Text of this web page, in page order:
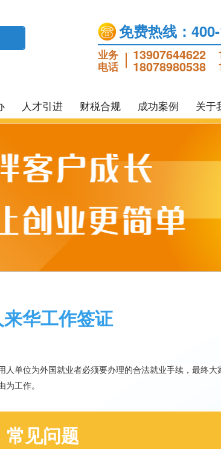
免费热线：
业务
电话
13907644622
18078980538
人才引进 财税合规 成功案例 关于
华工作签证
单位为外国就业者必须要办理的合法就业手续，最终大
工作。
常见问题